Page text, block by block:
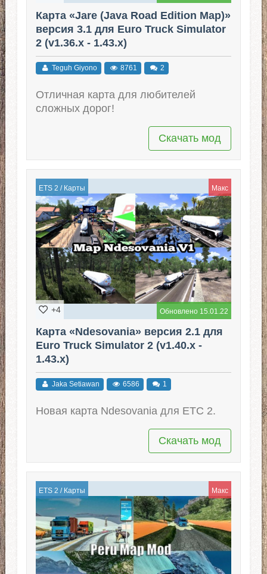
Карта «Jare (Java Road Edition Map)»
версия 3.1 для Euro Truck Simulator
2 (v1.36.x - 1.43.x)
Teguh Giyono 8761 2
Отличная карта для любителей
сложных дорог!
Скачать мод
ETS 2 / Карты Макс
Обновлено 15.01.22
+4
Карта «Ndesovania» версия 2.1 для
Euro Truck Simulator 2 (v1.40.x -
1.43.x)
Jaka Setiawan 6586 1
Новая карта Ndesovania для ЕТС 2.
Скачать мод
ETS 2 / Карты Макс